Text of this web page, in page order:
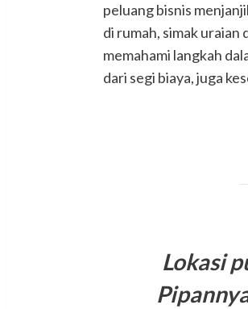
peluang bisnis
di rumah, simak
memahami langkah
dari segi biaya, juga
Lokasi